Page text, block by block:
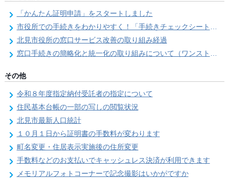
「かんたん証明申請」をスタートしました
市役所での手続きをわかりやすく！「手続きチェックシート」を導入しました
北見市役所の窓口サービス改善の取り組み経過
窓口手続きの簡略化と統一化の取り組みについて（ワンストップサービス推進事業）
その他
令和８年度指定納付受託者の指定について
住民基本台帳の一部の写しの閲覧状況
北見市最新人口統計
１０月１日から証明書の手数料が変わります
町名変更・住居表示実施後の住所変更
手数料などのお支払いでキャッシュレス決済が利用できます
メモリアルフォトコーナーで記念撮影はいかがですか